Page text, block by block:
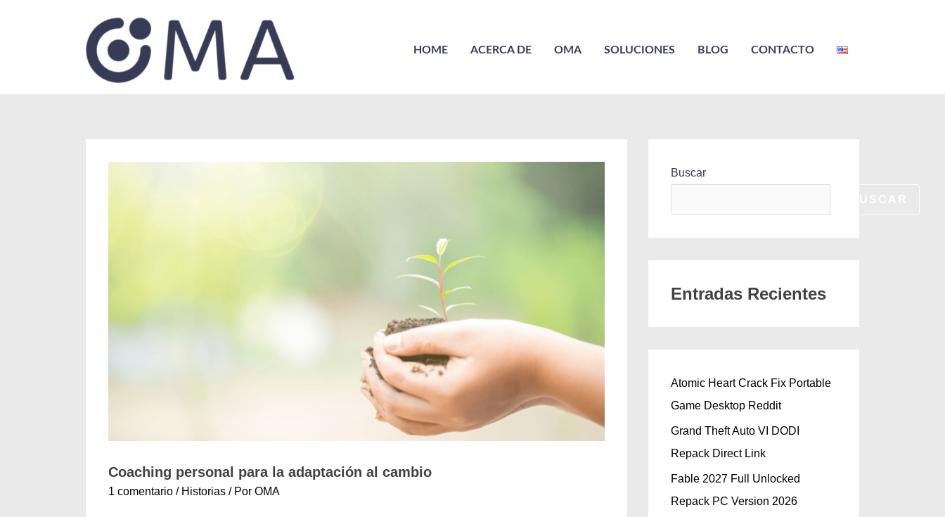
HOME ACERCA DE OMA SOLUCIONES BLOG CONTACTO
Coaching personal para la adaptación al cambio
1 comentario / Historias / Por OMA
Buscar
Entradas Recientes
Atomic Heart Crack Fix Portable
Game Desktop Reddit
Grand Theft Auto VI DODI
Repack Direct Link
Fable 2027 Full Unlocked
Repack PC Version 2026